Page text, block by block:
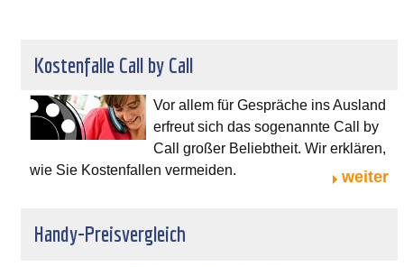
Kostenfalle Call by Call
Vor allem für Gespräche ins Ausland
erfreut sich das sogenannte Call by
Call großer Beliebtheit. Wir erklären,
wie Sie Kostenfallen vermeiden.
weiter
Handy-Preisvergleich